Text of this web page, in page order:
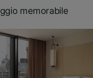
memorabile